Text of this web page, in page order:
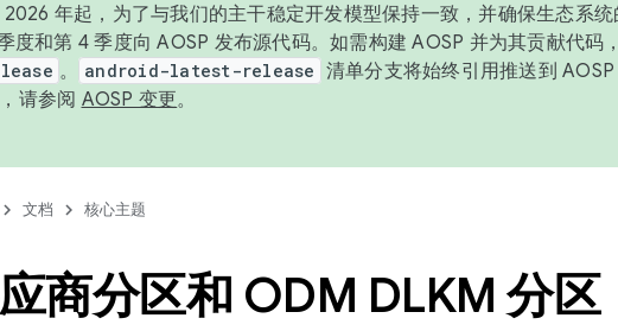
2026 年起，为了与我们的主干稳定开发模型保持一致，并确保生态系
度和第 4 季度向 AOSP 发布源代码。如需构建 AOSP 并为其贡献代码
。 android-latest-release 清单分支将始终引用推送到
请参阅 AOSP 变更。
文档 核心主题
商分区和 ODM DLKM 分区